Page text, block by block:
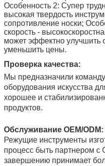
Особенность 2: Супер
высокая твердость
сопротивление носки;
скорость -
может эффектно улучшить
уменьшить цены.
Проверка качества:
Мы предназначили
оборудования искусства
хорошее и
продуктов.
Обслуживание OEM/ODM:
Режущие инструменты
процесс быть партнером с
завершению принимает